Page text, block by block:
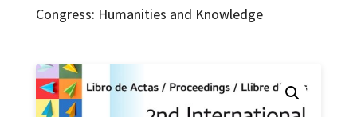
Congress: Humanities and Knowledge